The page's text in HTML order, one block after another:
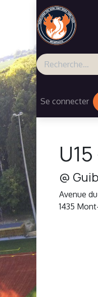
Se rendre au contenu
Se connecter
U15
@
Avenue
1435